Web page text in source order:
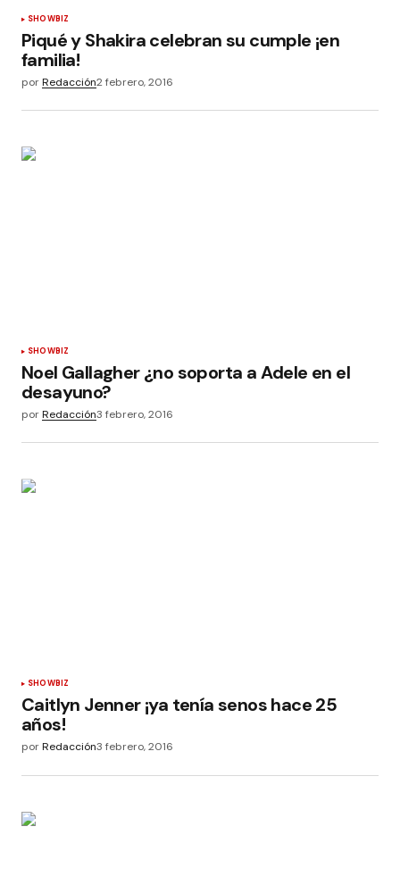
SHOWBIZ
Piqué y Shakira celebran su cumple ¡en
familia!
porRedacción2 febrero, 2016
SHOWBIZ
Noel Gallagher ¿no soporta a Adele en el
desayuno?
porRedacción3 febrero, 2016
SHOWBIZ
Caitlyn Jenner ¡ya tenía senos hace 25
años!
porRedacción3 febrero, 2016